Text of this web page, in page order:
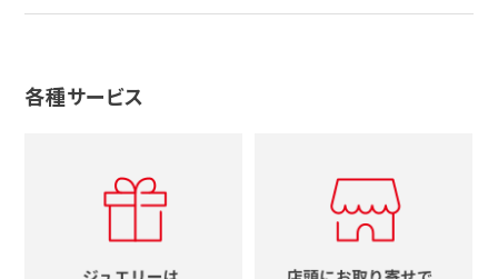
ノーブランドジュエリーをすべて見る
その他
ティファニー
ブルガリ
グッチ
シャネル
コーチ
セイコー
メンズ時計
時計をすべて見る
グッチ
ルイヴィトン
エルメス
十字架
イニシャル
各種サービス